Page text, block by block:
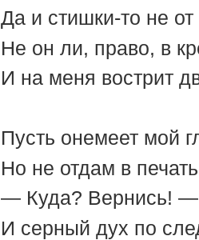
Да и стишки-то не от
Не он ли, право, в
И на меня вострит
Пусть онемеет мой
Но не отдам в
— Куда? Вернись! —
И серный дух по